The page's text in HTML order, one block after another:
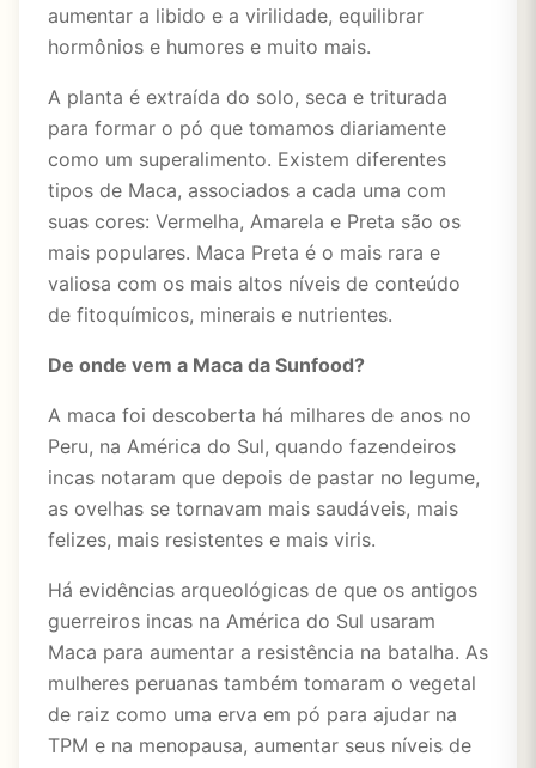
aumentar a libido e a virilidade, equilibrar
hormônios e humores e muito mais.
A planta é extraída do solo, seca e triturada
para formar o pó que tomamos diariamente
como um superalimento. Existem diferentes
tipos de Maca, associados a cada uma com
suas cores: Vermelha, Amarela e Preta são os
mais populares. Maca Preta é o mais rara e
valiosa com os mais altos níveis de conteúdo
de fitoquímicos, minerais e nutrientes.
De onde vem a Maca da Sunfood?
A maca foi descoberta há milhares de anos no
Peru, na América do Sul, quando fazendeiros
incas notaram que depois de pastar no legume,
as ovelhas se tornavam mais saudáveis, mais
felizes, mais resistentes e mais viris.
Há evidências arqueológicas de que os antigos
guerreiros incas na América do Sul usaram
Maca para aumentar a resistência na batalha. As
mulheres peruanas também tomaram o vegetal
de raiz como uma erva em pó para ajudar na
TPM e na menopausa, aumentar seus níveis de